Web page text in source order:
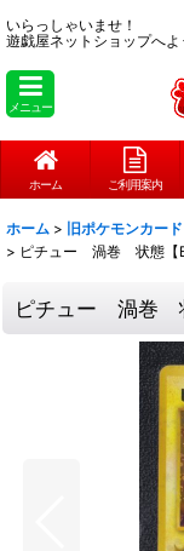
いらっしゃいませ！
遊戯屋ネットショップへよ
メニュー
ホーム ご利用案内
ホーム > 旧ポケモンカード
> ピチュー 渦巻 状態【
ピチュー 渦巻